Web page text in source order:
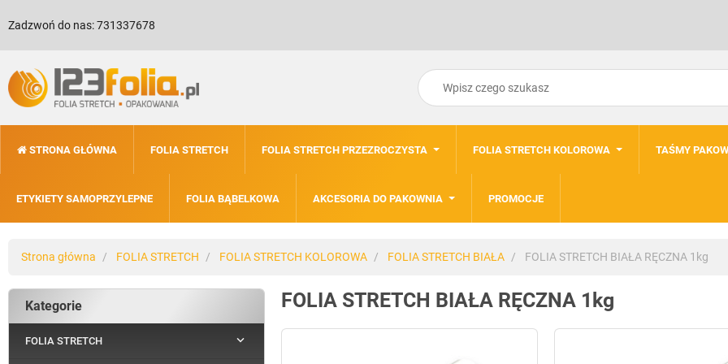
Zadzwoń do nas:731337678
STRONA GŁÓWNA FOLIA STRETCH FOLIA STRETCH PRZEZROCZYSTA FOLIA STRETCH KOLOROWA TAŚMY
ETYKIETY SAMOPRZYLEPNE FOLIA BĄBELKOWA AKCESORIA DO PAKOWNIA PROMOCJE
Strona główna FOLIA STRETCH FOLIA STRETCH KOLOROWA FOLIA STRETCH BIAŁA FOLIA STRETCH BIAŁA RĘCZNA 1kg
Kategorie
FOLIA STRETCH 
FOLIA STRETCH BIAŁA RĘCZNA 1kg